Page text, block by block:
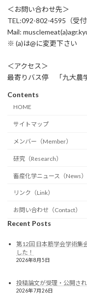
＜お問い合わせ先＞
TEL:092-802-4595（受
Mail:
※ (a)は@に変更下さい
＜アクセス＞
最寄りバス停 「九大農
Contents
HOME
サイトマップ
メンバー（Member）
研究（Research）
畜産化学ニュース（News）
リンク（Link）
お問い合わせ（Contact）
Recent Posts
第12回 日本筋学会学術集
した！
2026年8月5日
投稿論文が受理・公開され
2026年7月26日